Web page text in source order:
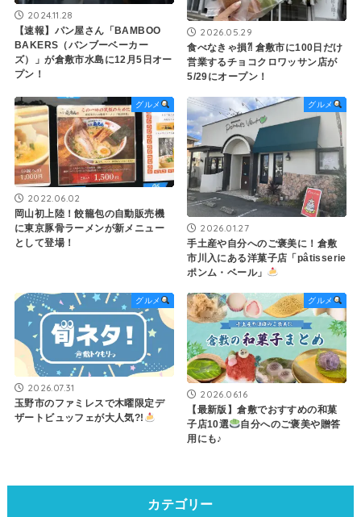
2024.11.28
【速報】パン屋さん「BAMBOO
BAKERS（バンブーベーカー
ズ）」が倉敷市水島に12月5日オー
プン！
2026.05.29
食べなきゃ損⁈ 倉敷市に100日だけ
営業するチョコクロワッサン店が
5/29にオープン！
グルメ
2022.06.02
岡山初上陸！餃籠包の自動販売機
に東京豚骨ラーメンが新メニュー
として登場！
グルメ
2026.01.27
手土産や自分へのご褒美に！倉敷
市川入にある洋菓子店「pâtisserie
ポンム・ベール」
グルメ
2026.07.31
玉野市のファミレスで木曜限定デ
ザートビュッフェが大人気?!
グルメ
2026.06.16
【最新版】倉敷でおすすめの和菓
子店10選
自分へのご褒美や贈答
用にも♪
カテゴリー